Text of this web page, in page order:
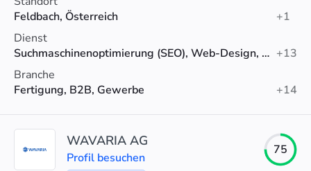
Feldbach, Österreich
+1
Dienst
Suchmaschinenoptimierung (SEO), Web-Design, Webentwicklung +13
Branche
Fertigung, B2B, Gewerbe
+14
WAVARIA AG
Profil besuchen
75